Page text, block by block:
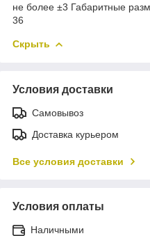
не более ±3 Габаритные
36
Скрыть
Условия доставки
Самовывоз
Доставка курьером
Все условия доставки
Условия оплаты
Наличными